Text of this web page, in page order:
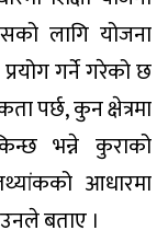
लागि योजना
गर्ने गरेको छ
पर्छ, कुन क्षेत्रमा
भन्ने कुराको
आधारमा
बताए ।